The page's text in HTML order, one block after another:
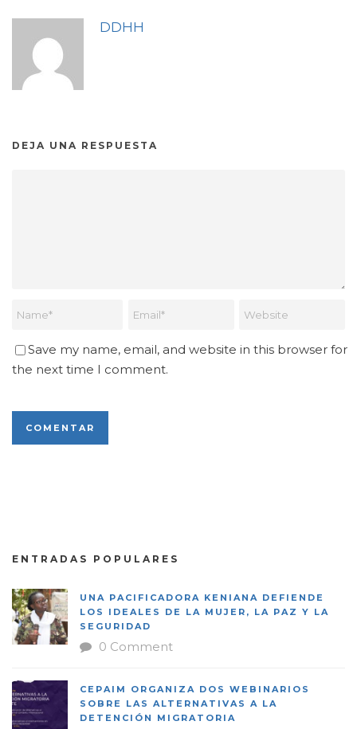
DDHH
DEJA UNA RESPUESTA
Save my name, email, and website in this browser for
the next time I comment.
ENTRADAS POPULARES
UNA PACIFICADORA KENIANA DEFIENDE
LOS IDEALES DE LA MUJER, LA PAZ Y LA
SEGURIDAD
0 Comment
CEPAIM ORGANIZA DOS WEBINARIOS
SOBRE LAS ALTERNATIVAS A LA
DETENCIÓN MIGRATORIA